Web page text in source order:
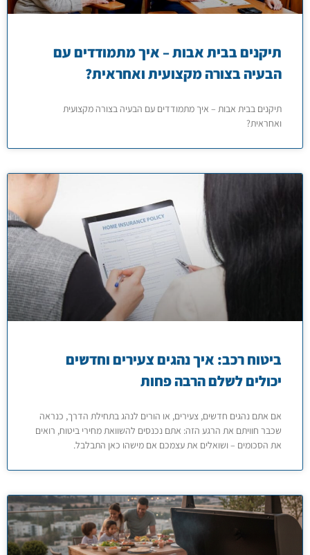
תיקנים בבית אבות – איך מתמודדים עם
הבעיה בצורה מקצועית ואחראית?
תיקנים בבית אבות – איך מתמודדים עם הבעיה בצורה מקצועית
ואחראית?
ביטוח רכב: איך נהגים צעירים וחדשים
יכולים לשלם הרבה פחות
אם אתם נהגים חדשים, צעירים, או הורים לנהג בתחילת הדרך, כנראה
שכבר חוויתם את הרגע הזה: אתם נכנסים להשוואת מחירי ביטוח, רואים
את הסכומים – ושואלים את עצמכם אם מישהו כאן התבלבל.